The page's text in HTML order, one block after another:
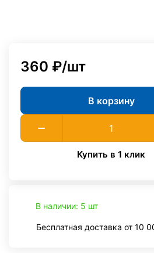
360 ₽/шт
В корзину
Купить в 1 клик
В наличии: 5 шт
Бесплатная доставка от 10